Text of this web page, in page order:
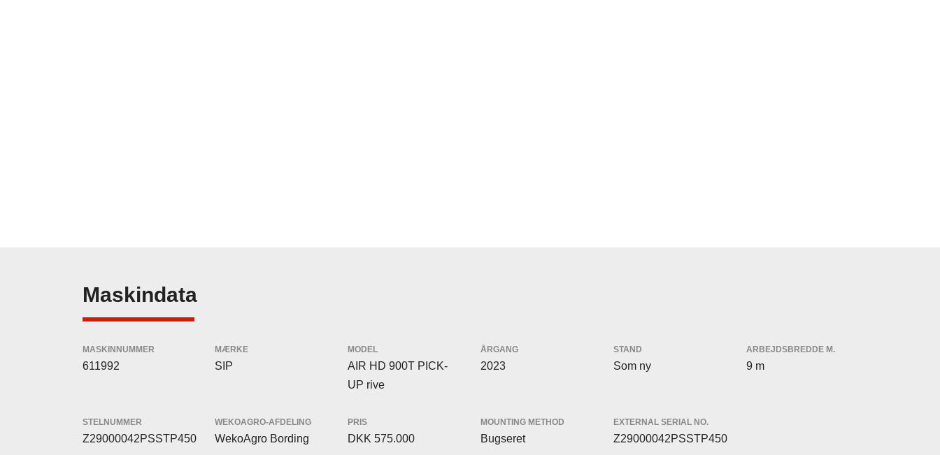
Maskindata
MASKINNUMMER
611992
MÆRKE
SIP
MODEL
AIR HD 900T PICK-
UP rive
ÅRGANG
2023
STAND
Som ny
ARBEJDSBREDDE M.
9 m
STELNUMMER
Z29000042PSSTP450
WEKOAGRO-AFDELING
WekoAgro Bording
PRIS
DKK 575.000
MOUNTING METHOD
Bugseret
EXTERNAL SERIAL NO.
Z29000042PSSTP450